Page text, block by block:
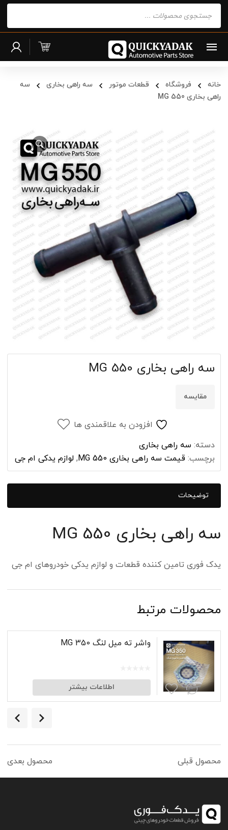
search
خانه فروشگاه قطعات موتور سه راهی بخاری
سه
راهی بخاری MG 550
سه راهی بخاری MG 550
مقایسه
افزودن به علاقمندی ها
دسته: سه راهی بخاری
برچسب: قیمت سه راهی بخاری MG 550 , لوازم یدکی ام جی
توضیحات
سه راهی بخاری MG 550
یدک فوری تامین کننده قطعات و لوازم یدکی خودروهای ام جی
محصولات مرتبط
واشر ته میل لنگ MG 350
اطلاعات بیشتر
محصول قبلی محصول بعدی